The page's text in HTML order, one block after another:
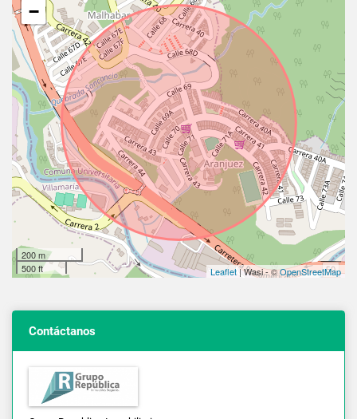
−
200 m
500 ft
Leaflet| Wasi - ©OpenStreetMap
Contáctanos